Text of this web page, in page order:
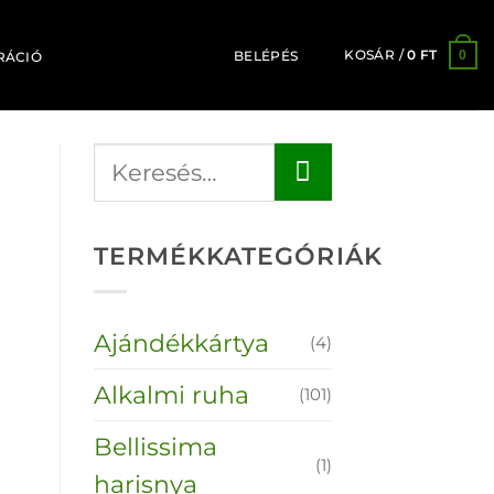
BELÉPÉS KOSÁR /0 FT 0
TERMÉKKATEGÓRIÁK
Ajándékkártya (4)
Alkalmi ruha (101)
Bellissima
harisnya
(1)